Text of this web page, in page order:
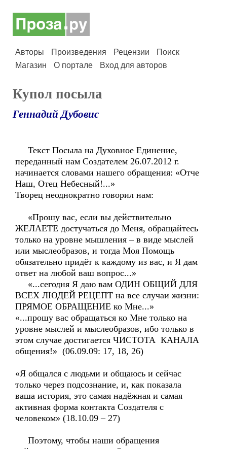
Авторы Произведения Рецензии
Поиск
Магазин
О портале Вход для авторов
Купол посыла
Геннадий Дубовис
Текст Посыла на Духовное Единение,
переданный нам Создателем 26.07.2012 г.
начинается словами нашего обращения: «Отче
Наш, Отец Небесный!...»
Творец неоднократно говорил нам:
«Прошу вас, если вы действительно
ЖЕЛАЕТЕ достучаться до Меня, обращайтесь
только на уровне мышления – в виде мыслей
или мыслеобразов, и тогда Моя Помощь
обязательно придёт к каждому из вас, и Я дам
ответ на любой ваш вопрос...»
«...сегодня Я даю вам ОДИН ОБЩИЙ ДЛЯ
ВСЕХ ЛЮДЕЙ РЕЦЕПТ на все случаи жизни:
ПРЯМОЕ ОБРАЩЕНИЕ ко Мне...»
«...прошу вас обращаться ко Мне только на
уровне мыслей и мыслеобразов, ибо только в
этом случае достигается ЧИСТОТА КАНАЛА
общения!» (06.09.09: 17, 18, 26)
«Я общался с людьми и общаюсь и сейчас
только через подсознание, и, как показала
ваша история, это самая надёжная и самая
активная форма контакта Создателя с
человеком» (18.10.09 – 27)
Поэтому, чтобы наши обращения